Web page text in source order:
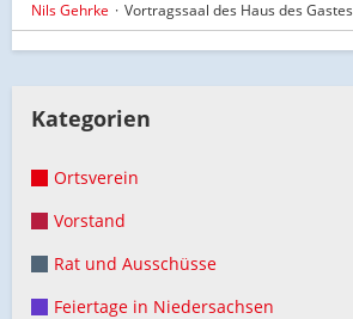
Nils Gehrke Vortragssaal des Haus des Gastes
Kategorien
Ortsverein
Vorstand
Rat und Ausschüsse
Feiertage in Niedersachsen